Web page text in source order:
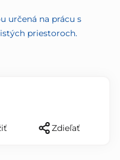
určená na prácu s
priestoroch.
Zdieľať